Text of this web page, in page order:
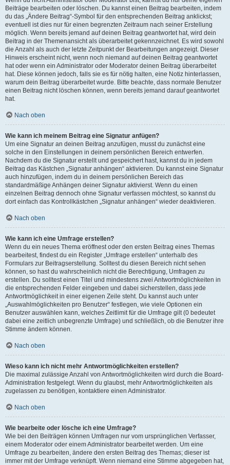
Beiträge bearbeiten oder löschen. Du kannst einen Beitrag bearbeiten, indem
du das „Ändere Beitrag“-Symbol für den entsprechenden Beitrag anklickst;
eventuell ist dies nur für einen begrenzten Zeitraum nach seiner Erstellung
möglich. Wenn bereits jemand auf deinen Beitrag geantwortet hat, wird dein
Beitrag in der Themenansicht als überarbeitet gekennzeichnet. Es wird sowohl
die Anzahl als auch der letzte Zeitpunkt der Bearbeitungen angezeigt. Dieser
Hinweis erscheint nicht, wenn noch niemand auf deinen Beitrag geantwortet
hat oder wenn ein Administrator oder Moderator deinen Beitrag überarbeitet
hat. Diese können jedoch, falls sie es für nötig halten, eine Notiz hinterlassen,
warum dein Beitrag überarbeitet wurde. Bitte beachte, dass normale Benutzer
einen Beitrag nicht löschen können, wenn bereits jemand darauf geantwortet
hat.
Nach oben
Wie kann ich meinem Beitrag eine Signatur anfügen?
Um eine Signatur an deinen Beitrag anzufügen, musst du zunächst eine
solche in den Einstellungen in deinem persönlichen Bereich entwerfen.
Nachdem du die Signatur erstellt und gespeichert hast, kannst du in jedem
Beitrag das Kästchen „Signatur anhängen“ aktivieren. Du kannst eine Signatur
auch hinzufügen, indem du in deinem persönlichen Bereich das
standardmäßige Anhängen deiner Signatur aktivierst. Wenn du einen
einzelnen Beitrag dennoch ohne Signatur verfassen möchtest, so kannst du
dort einfach das Kontrollkästchen „Signatur anhängen“ wieder deaktivieren.
Nach oben
Wie kann ich eine Umfrage erstellen?
Wenn du ein neues Thema eröffnest oder den ersten Beitrag eines Themas
bearbeitest, findest du ein Register „Umfrage erstellen“ unterhalb des
Formulars zur Beitragserstellung. Solltest du diesen Bereich nicht sehen
können, so hast du wahrscheinlich nicht die Berechtigung, Umfragen zu
erstellen. Du solltest einen Titel und mindestens zwei Antwortmöglichkeiten in
die entsprechenden Felder eingeben und dabei sicherstellen, dass jede
Antwortmöglichkeit in einer eigenen Zeile steht. Du kannst auch unter
„Auswahlmöglichkeiten pro Benutzer“ festlegen, wie viele Optionen ein
Benutzer auswählen kann, welches Zeitlimit für die Umfrage gilt (0 bedeutet
dabei eine zeitlich unbegrenzte Umfrage) und schließlich, ob die Benutzer ihre
Stimme ändern können.
Nach oben
Wieso kann ich nicht mehr Antwortmöglichkeiten erstellen?
Die maximal zulässige Anzahl von Antwortmöglichkeiten wird durch die Board-
Administration festgelegt. Wenn du glaubst, mehr Antwortmöglichkeiten als
zugelassen zu benötigen, kontaktiere einen Administrator.
Nach oben
Wie bearbeite oder lösche ich eine Umfrage?
Wie bei den Beiträgen können Umfragen nur vom ursprünglichen Verfasser,
einem Moderator oder einem Administrator bearbeitet werden. Um eine
Umfrage zu bearbeiten, ändere den ersten Beitrag des Themas; dieser ist
immer mit der Umfrage verknüpft. Wenn niemand eine Stimme abgegeben hat,